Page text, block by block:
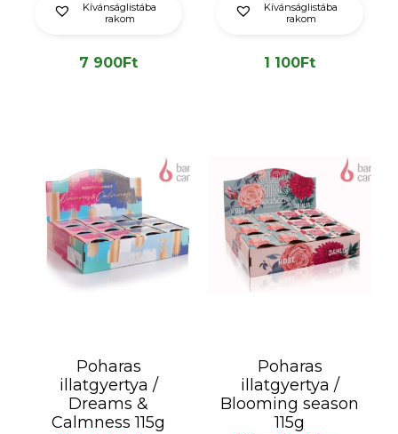
Kívánságlistába
rakom
7 900Ft
Kívánságlistába
rakom
1 100Ft
Poharas
illatgyertya /
Dreams &
Calmness 115g
Poharas
illatgyertya /
Blooming season
115g